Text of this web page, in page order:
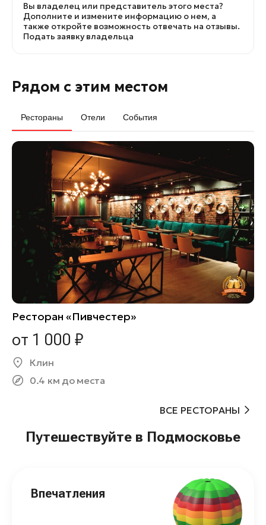
Вы владелец или представитель этого места?
Дополните и измените информацию о нем, а
также откройте возможность отвечать на отзывы.
Подать заявку владельца
Рядом с этим местом
Рестораны Отели События
Ресторан «Пивчестер»
от 1 000 ₽
Клин
0.4 км до места
ВСЕ РЕСТОРАНЫ
Путешествуйте в Подмосковье
Впечатления